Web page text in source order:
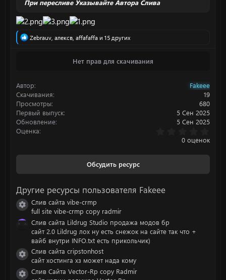
я
При пересливе Указывайте Автора Слива
Р
и
:
Zebrauv, алексв, affafaffa и 15 других
Нет прав для скачивания
Автор
Fakeee
Скачивания
19
Просмотры
680
Первый выпуск
5 Сен 2025
Обновление
5 Сен 2025
Оценка
.
0
0 оценок
Обсудить ресурс
Другие ресурсы пользователя Fakeee
Иконка ресурса
Слив сайта vibe-crmp
full site vibe-crmp copy radmir
Слив сайта Lildrug Studio продажа модов бр
сайт 2.0 Lildrug лох ну есть снежок на сайте так что +
вайб внутри INFO.txt есть прикольчик)
Иконка ресурса
Слив сайта cripstonhost
сайт хостинга хз может нада кому
Слив Сайта Vector-Rp copy Radmir